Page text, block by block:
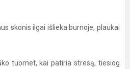
skonis ilgai išlieka burnoje, plaukai
tuomet, kai patiria stresą, tiesiog